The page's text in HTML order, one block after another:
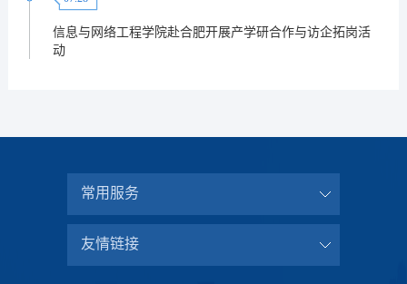
信息与网络工程学院赴合肥开展产学研合作与访企拓岗活
动
常用服务
友情链接